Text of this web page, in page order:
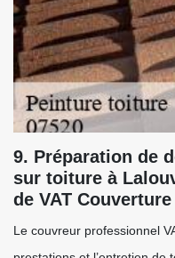
9. Préparation de
sur toiture à
de VAT Couverture
Le couvreur professionnel